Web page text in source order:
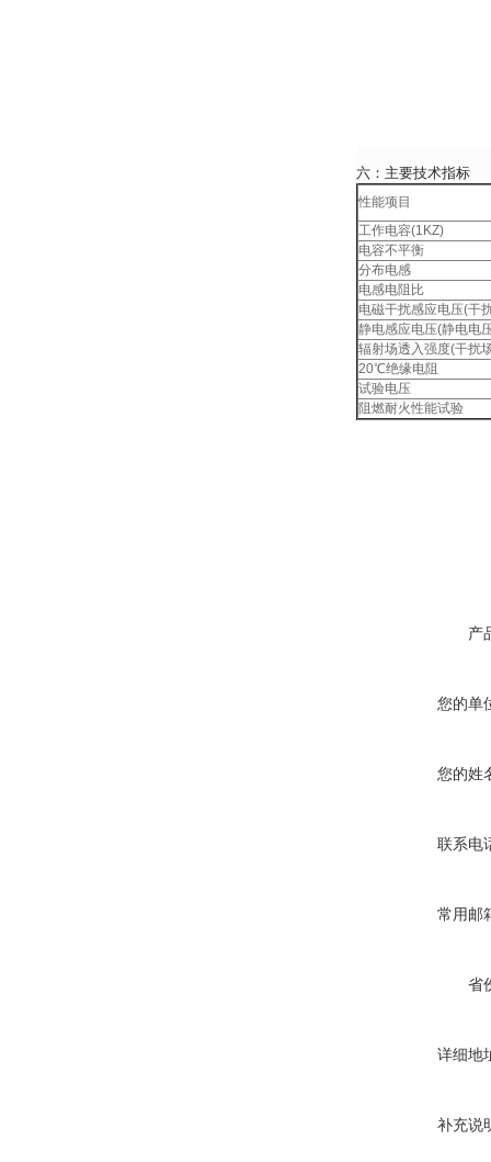
六：主要技术指标
性能项目
工作电容(1KZ)
电容不平衡
分布电感
电感电阻比
电磁干扰感应电压(干
静电感应电压(静电电
辐射场透入强度(干扰
20℃绝缘电阻
试验电压
阻燃耐火性能试验
产
您的单
您的姓
联系电
常用邮
省
详细地
补充说